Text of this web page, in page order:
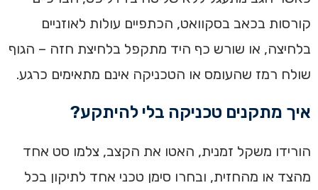
קורסות בכאב בסקוואט, הכתפיים עולות לאוזניים
בלחיצה, או שורש כף היד מתקפל בלחיצת חזה – הגוף
שולח רמז שהעומס או הטכניקה אינם מתאימים כרגע.
איך מתקנים טכניקה בלי להיתקע?
הורידו משקל זמנית, האטו את הקצב, צלמו סט אחד
מהצד או מהחזית, ובחרו סימן טכני אחד לתיקון בכל